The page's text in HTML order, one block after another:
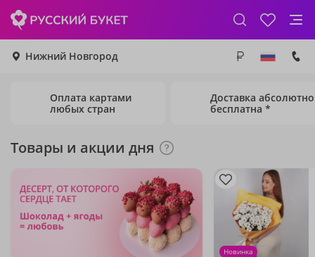
Нижний Новгород
Оплата картами
любых стран
Доставка абсолютно
бесплатна *
Товары и акции дня
Новинка